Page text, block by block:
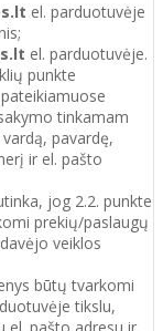
el. parduotuvėje
el. parduotuvėje.
punkte
tinkamam
pavardę,
ir el. pašto
jog 2.2. punkte
prekių/paslaugų
veiklos
būtų tvarkomi
tikslu,